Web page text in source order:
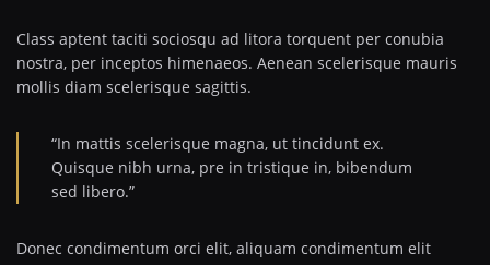
Class aptent taciti sociosqu ad litora torquent per conubia
nostra, per inceptos himenaeos. Aenean scelerisque mauris
mollis diam scelerisque sagittis.
“In mattis scelerisque magna, ut tincidunt ex.
Quisque nibh urna, pre in tristique in, bibendum
sed libero.”
Donec condimentum orci elit, aliquam condimentum elit